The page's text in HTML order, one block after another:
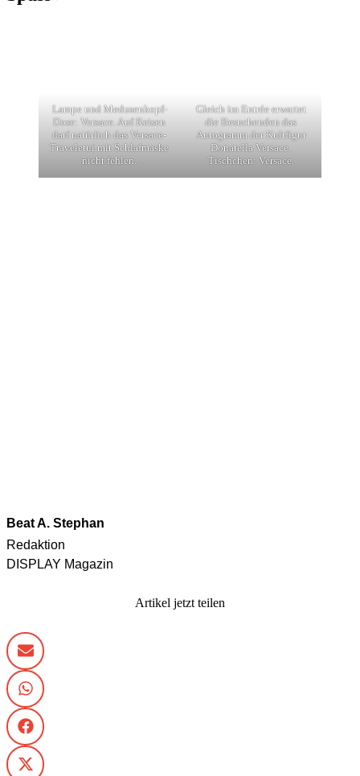
Lampe und Medusenkopf-
Dose: Versace. Auf Reisen
darf natürlich das Versace-
Traveletui mit Schlafmaske
nicht fehlen.
Gleich im Entrée erwartet
die Besuchenden das
Autogramm der Kultfigur
Donatella Versace.
Tischchen: Versace.
Beat A. Stephan
Redaktion
DISPLAY Magazin
Artikel jetzt teilen